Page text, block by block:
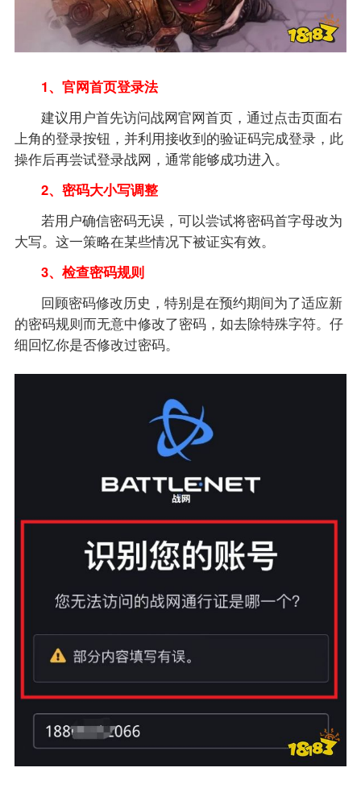
1、官网首页登录法
建议用户首先访问战网官网首页，通过点击页面右
上角的登录按钮，并利用接收到的验证码完成登录，此
操作后再尝试登录战网，通常能够成功进入。
2、密码大小写调整
若用户确信密码无误，可以尝试将密码首字母改为
大写。这一策略在某些情况下被证实有效。
3、检查密码规则
回顾密码修改历史，特别是在预约期间为了适应新
的密码规则而无意中修改了密码，如去除特殊字符。仔
细回忆你是否修改过密码。